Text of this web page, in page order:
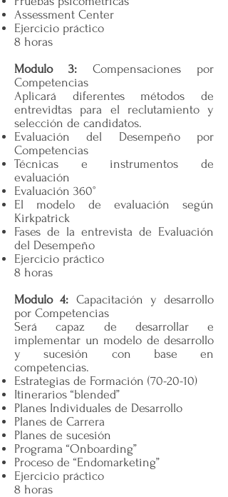
Assessment Center
Ejercicio práctico
8 horas
Modulo 3: Compensaciones por
Competencias
Aplicará diferentes métodos de
entrevidtas para el reclutamiento y
selección de candidatos.
Evaluación del Desempeño por
Competencias
Técnicas e instrumentos de
evaluación
Evaluación 360°
El modelo de evaluación según
Kirkpatrick
Fases de la entrevista de Evaluación
del Desempeño
Ejercicio práctico
8 horas
Modulo 4: Capacitación y desarrollo
por Competencias
Será capaz de desarrollar e
implementar un modelo de desarrollo
y sucesión con base en
competencias.
Estrategias de Formación (70-20-10)
Itinerarios “blended”
Planes Individuales de Desarrollo
Planes de Carrera
Planes de sucesión
Programa “Onboarding”
Proceso de “Endomarketing”
Ejercicio práctico
8 horas